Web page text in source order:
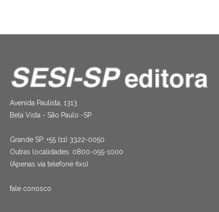
Avenida Paulista, 1313
Bela Vista - São Paulo -SP
Grande SP: +55 (11) 3322-0050
Outras localidades: 0800-055-1000
(Apenas via telefone fixo)
fale conosco